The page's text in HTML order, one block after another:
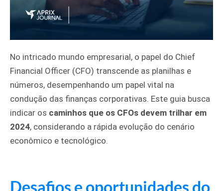
No intricado mundo empresarial, o papel do Chief
Financial Officer (CFO) transcende as planilhas e
números, desempenhando um papel vital na
condução das finanças corporativas. Este guia busca
indicar os caminhos que os CFOs devem trilhar em
2024, considerando a rápida evolução do cenário
econômico e tecnológico.
Desafios e oportunidades do